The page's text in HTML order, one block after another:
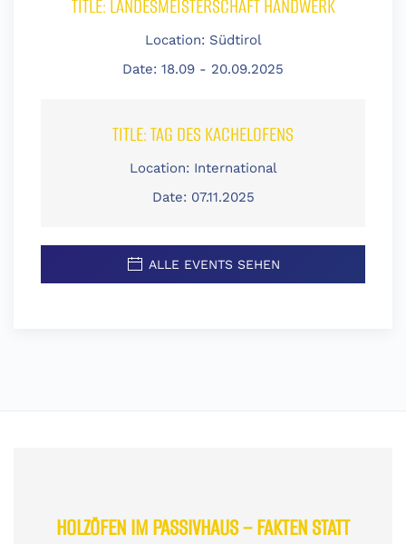
TITLE: LANDESMEISTERSCHAFT HANDWERK
Location: Südtirol
Date: 18.09 - 20.09.2025
TITLE:TAG DES KACHELOFENS
Location: International
Date: 07.11.2025
ALLE EVENTS SEHEN
HOLZÖFEN IM PASSIVHAUS – FAKTEN STATT